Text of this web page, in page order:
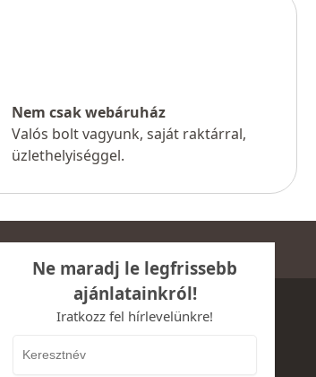
Nem csak webáruház
Valós bolt vagyunk, saját raktárral,
üzlethelyiséggel.
Ne maradj le legfrissebb
ajánlatainkról!
Iratkozz fel hírlevelünkre!